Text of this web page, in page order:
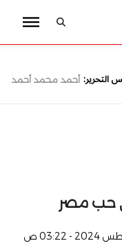
التحرير: أحمد محمد أحمد
حب مصر